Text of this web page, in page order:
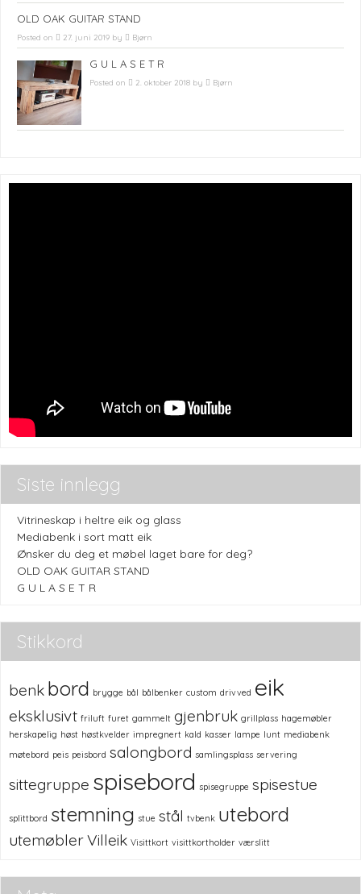
OLD OAK GUITAR STAND
Posted on 27. juni 2019 by Bjørn
G U L A S E T R
Posted on 2. oktober 2018 by Bjørn
Siste innlegg
Vitrineskap i heltre eik og glass
Mediabenk i sort matt eik
Ønsker du deg et møbel laget bare for deg?
OLD OAK GUITAR STAND
G U L A S E T R
Stikkord
benk bord brygge bål bålbenker custom drivved eik
eksklusivt friluft furet gammelt gjenbruk grillplass hagemøbler
herskapelig høst høstkvelder impregnert kald kasser lampe lunt mediabenk
møtebord peis peisbord salongbord samlingsplass servering
sittegruppe spisebord spisegruppe spisestue
splittbord stemning stue stål tvbenk utebord
utemøblerVilleik Visittkort visittkortholder værslitt